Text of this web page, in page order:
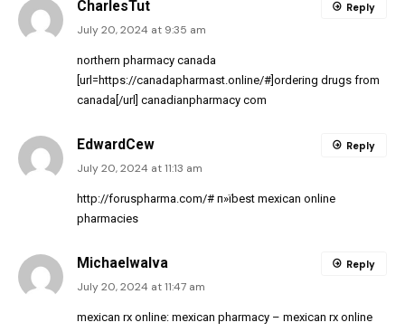
CharlesTut
July 20, 2024 at 9:35 am
northern pharmacy canada
[url=https://canadapharmast.online/#]ordering drugs from
canada[/url] canadianpharmacy com
Reply
EdwardCew
July 20, 2024 at 11:13 am
http://foruspharma.com/# п»їbest mexican online
pharmacies
Reply
MichaelwaIva
July 20, 2024 at 11:47 am
mexican rx online: mexican pharmacy – mexican rx online
Reply